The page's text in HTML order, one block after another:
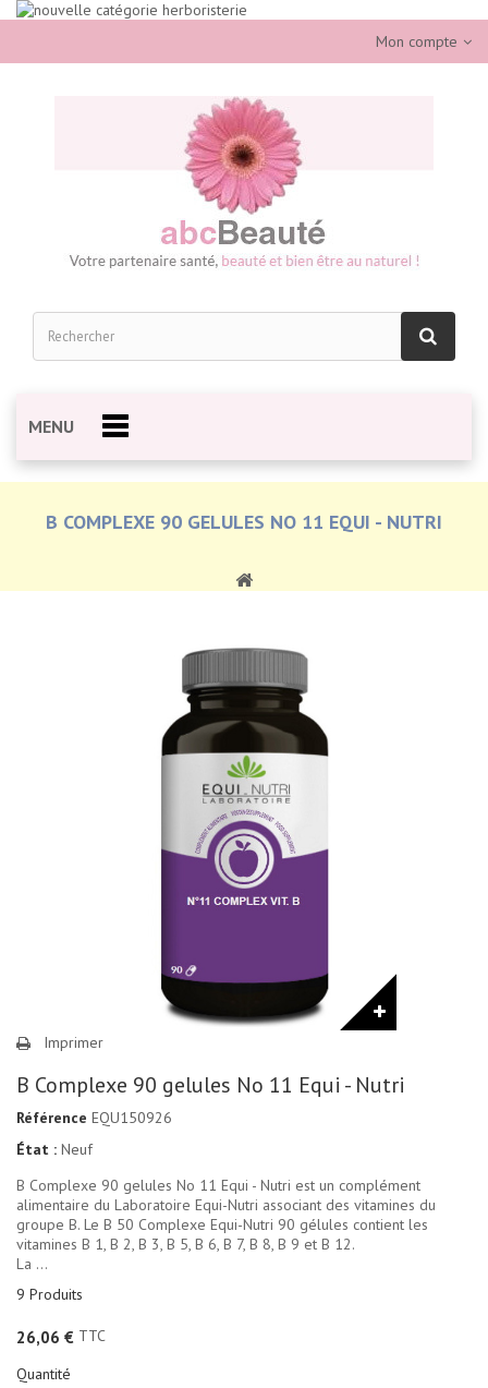
Mon compte
MENU
B COMPLEXE 90 GELULES NO 11 EQUI - NUTRI
Imprimer
B Complexe 90 gelules No 11 Equi - Nutri
Référence EQU150926
État : Neuf
B Complexe 90 gelules No 11 Equi - Nutri est un complément
alimentaire du Laboratoire Equi-Nutri associant des vitamines du
groupe B. Le B 50 Complexe Equi-Nutri 90 gélules contient les
vitamines B 1, B 2, B 3, B 5, B 6, B 7, B 8, B 9 et B 12.
La ...
9 Produits
26,06 € TTC
Quantité